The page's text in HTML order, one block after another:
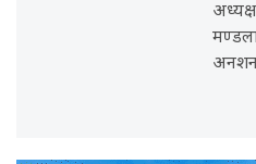
अनशन